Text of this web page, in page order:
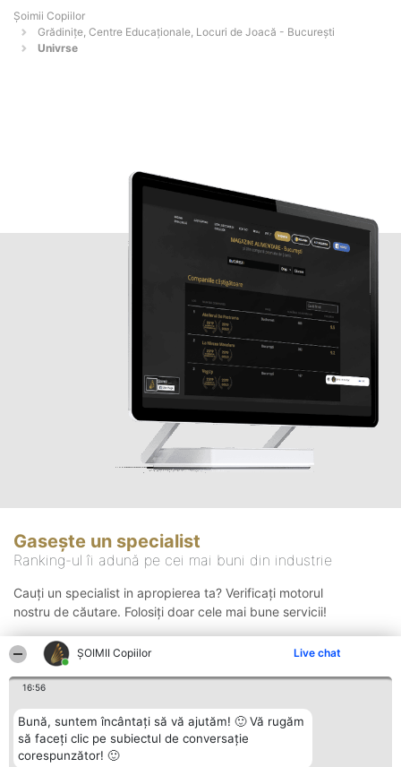
ȘOIMII Copiilor Live chat
16:56
Bună, suntem încântați să vă ajutăm! 🙂 Vă rugăm
să faceți clic pe subiectul de conversație
corespunzător! 🙂
Șoimii Copiilor
Grădinițe, Centre Educaționale, Locuri de Joacă - Bucureşti
Univrse
Gasește un specialist
Ranking-ul îi adună pe cei mai buni din industrie
Cauți un specialist in apropierea ta? Verificați motorul
nostru de căutare. Folosiți doar cele mai bune servicii!